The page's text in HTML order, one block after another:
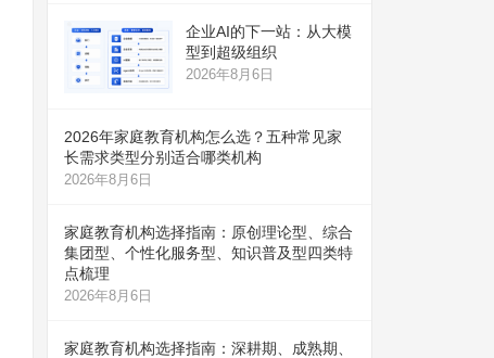
企业AI的下一站：从大模
型到超级组织
2026年8月6日
2026年家庭教育机构怎么选？五种常见家
长需求类型分别适合哪类机构
2026年8月6日
家庭教育机构选择指南：原创理论型、综合
集团型、个性化服务型、知识普及型四类特
点梳理
2026年8月6日
家庭教育机构选择指南：深耕期、成熟期、